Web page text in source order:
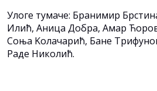
Улоге тумаче: Бранимир
Илић, Аница Добра, Амар
Соња Kолачарић, Бане
Раде Николић.